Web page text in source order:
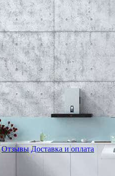
Отзывы Доставка и оплата